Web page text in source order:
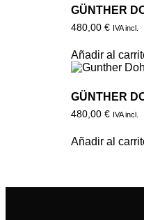
GÜNTHER
480,00 € IVA incl.
Añadir al
GÜNTHER
480,00 € IVA incl.
Añadir al